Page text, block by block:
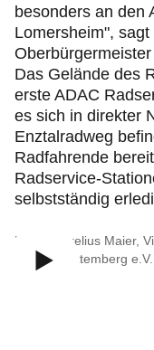
besonders an den
Lomersheim",
Das Gelände des
erste ADAC
es sich in direkter
Enztalradweg
Radfahrende
Radservice-
selbstständig
Bild: © Aurelius Maier,
ADAC Württemberg e.V.